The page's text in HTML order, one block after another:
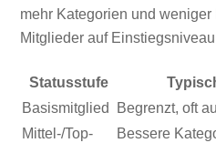
mehr Kategorien und
Mitglieder auf
Statusstufe
Basismitglied
Begrenzt, oft
Mittel-/Top-
Bessere